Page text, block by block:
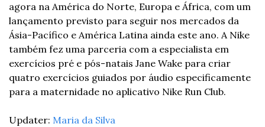
agora na América do Norte, Europa e África, com um
lançamento previsto para seguir nos mercados da
Ásia-Pacífico e América Latina ainda este ano. A Nike
também fez uma parceria com a especialista em
exercícios pré e pós-natais Jane Wake para criar
quatro exercícios guiados por áudio especificamente
para a maternidade no aplicativo Nike Run Club.
Updater: Maria da Silva